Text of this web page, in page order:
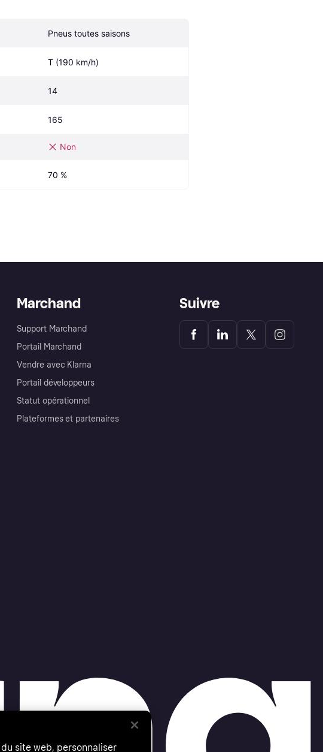
Pneus toutes saisons
T (190 km/h)
14
165
Non
70 %
Marchand
Support Marchand
Portail Marchand
Vendre avec Klarna
Portail développeurs
Statut opérationnel
Plateformes et partenaires
Suivre
site web, personnaliser